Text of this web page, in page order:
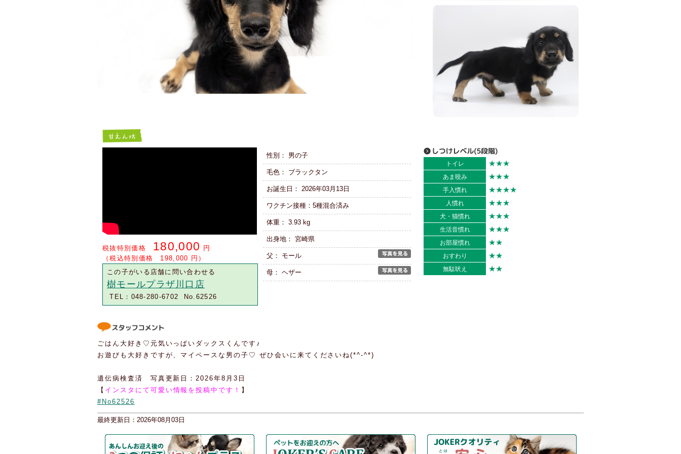
税抜特別価格 180,000
円
（税込特別価格 198,000 円）
この子がいる店舗に問い合わせる
樹モールプラザ川口店
TEL：048-280-6702 No.62526
性別： 男の子
毛色： ブラックタン
お誕生日： 2026年03月13日
ワクチン接種：5種混合済み
体重： 3.93 kg
出身地： 宮崎県
父： モール
母： ヘザー
トイレ ★★★
あま咬み ★★★
手入慣れ ★★★★
人慣れ ★★★
犬・猫慣れ ★★★
生活音慣れ ★★★
お部屋慣れ ★★
おすわり ★★
無駄吠え ★★
ごはん大好き♡元気いっぱいダックスくんです♪
お遊びも大好きですが、マイペースな男の子♡ ぜひ会いに来てくださいね(*^-^*)
遺伝病検査済 写真更新日：2026年8月3日
【 インスタにて可愛い情報を投稿中です！ 】
#No62526
最終更新日：2026年08月03日